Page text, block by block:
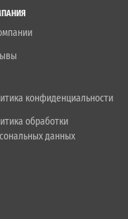
конфиденциальности
обработки
данных